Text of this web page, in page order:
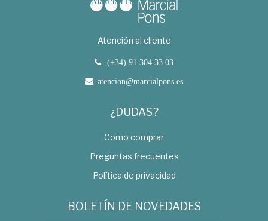
Atención al cliente
(+34) 91 304 33 03
atencion@marcialpons.es
¿DUDAS?
Como comprar
Preguntas frecuentes
Política de privacidad
BOLETÍN DE NOVEDADES